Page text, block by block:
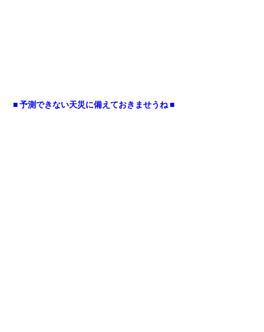
■ 予測できない天災に備えておきませうね ■